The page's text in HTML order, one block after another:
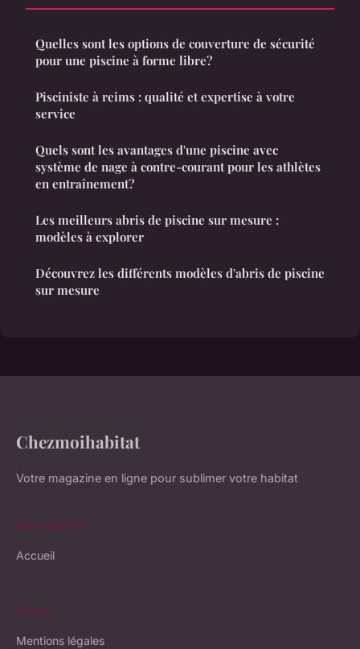
Quelles sont les options de couverture de sécurité
pour une piscine à forme libre?
Pisciniste à reims : qualité et expertise à votre
service
Quels sont les avantages d'une piscine avec
système de nage à contre-courant pour les athlètes
en entraînement?
Les meilleurs abris de piscine sur mesure :
modèles à explorer
Découvrez les différents modèles d'abris de piscine
sur mesure
Chezmoihabitat
Votre magazine en ligne pour sublimer votre habitat
NAVIGATION
Accueil
LÉGAL
Mentions légales